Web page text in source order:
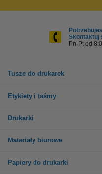
Skontaktuj
Pn-Pt od
Tusze do drukarek
Etykiety i taśmy
Drukarki
Materiały biurowe
Papiery do drukarki